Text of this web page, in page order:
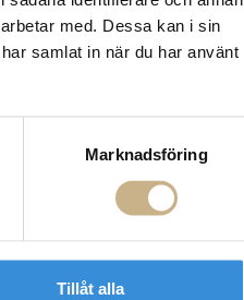
med. Dessa kan i sin
samlat in när du har använt
Marknadsföring
Tillåt alla